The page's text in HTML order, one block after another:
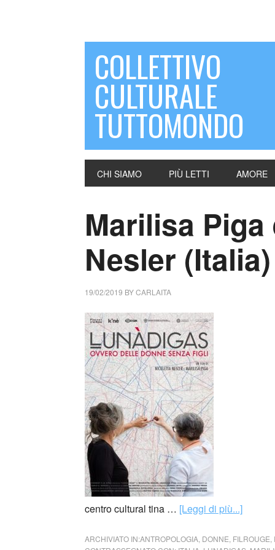
COLLETTIVO
CULTURALE
TUTTOMONDO
CHI SIAMO PIÙ LETTI AMORE
Marilisa
Nesler (Italia)
19/02/2019 BYCARLAITA
centro cultural tina … [Leggi di più...]
ARCHIVIATO IN:ANTROPOLOGIA DONNE FILROUGE